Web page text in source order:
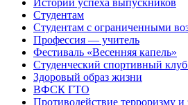
Истории успеха выпускников
Студентам
Студентам с ограниченными
Профессия — учитель
Фестиваль «Весенняя капель»
Студенческий спортивный
Здоровый образ жизни
ВФСК ГТО
Противодействие терроризму и